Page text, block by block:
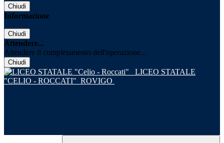
Chiudi
Informazione
Chiudi
Attendere...
Attendere il completamento dell'operazione...
Chiudi
LICEO STATALE
"CELIO - ROCCATI" ROVIGO